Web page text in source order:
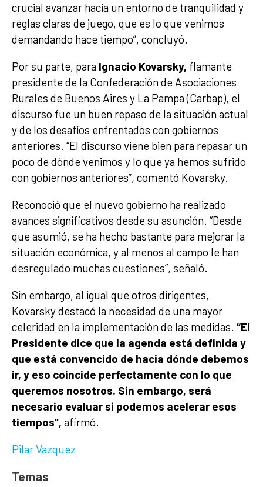
crucial avanzar hacia un entorno de tranquilidad y
reglas claras de juego, que es lo que venimos
demandando hace tiempo”, concluyó.
Por su parte, para Ignacio Kovarsky, flamante
presidente de la Confederación de Asociaciones
Rurales de Buenos Aires y La Pampa (Carbap), el
discurso fue un buen repaso de la situación actual
y de los desafíos enfrentados con gobiernos
anteriores. “El discurso viene bien para repasar un
poco de dónde venimos y lo que ya hemos sufrido
con gobiernos anteriores”, comentó Kovarsky.
Reconoció que el nuevo gobierno ha realizado
avances significativos desde su asunción. “Desde
que asumió, se ha hecho bastante para mejorar la
situación económica, y al menos al campo le han
desregulado muchas cuestiones”, señaló.
Sin embargo, al igual que otros dirigentes,
Kovarsky destacó la necesidad de una mayor
celeridad en la implementación de las medidas. “El
Presidente dice que la agenda está definida y
que está convencido de hacia dónde debemos
ir, y eso coincide perfectamente con lo que
queremos nosotros. Sin embargo, será
necesario evaluar si podemos acelerar esos
tiempos”, afirmó.
Pilar Vazquez
Temas